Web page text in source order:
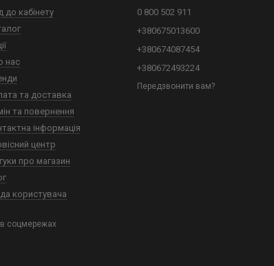
до кабінету
нас
та доставка
та повернення
інформація
центр
про магазин
користувача
соцмережах
0 800 502 911
+380675013600
+380674087454
+380672493224
Передзвонити вам?